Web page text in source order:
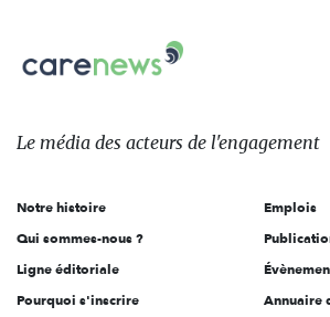
sur:
Le
des
l'engagement
Le média des acteurs de l'engagement
Notre histoire
Qui sommes-nous ?
Ligne éditoriale
Pourquoi s'inscrire
Emplois
Annuaire